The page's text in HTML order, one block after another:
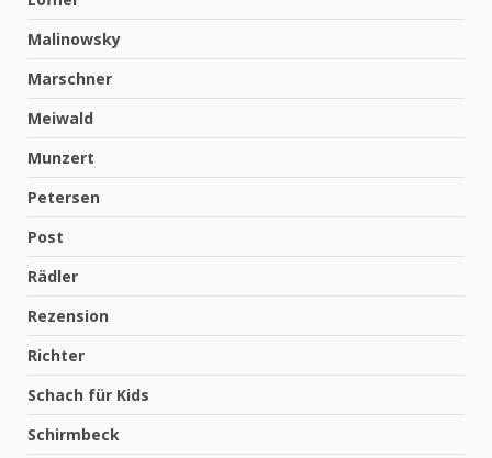
Malinowsky
Marschner
Meiwald
Munzert
Petersen
Post
Rädler
Rezension
Richter
Schach für Kids
Schirmbeck